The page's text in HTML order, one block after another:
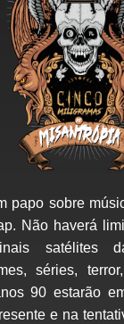
papo sobre
Não haverá
satélites
séries,
90 estarão
e na